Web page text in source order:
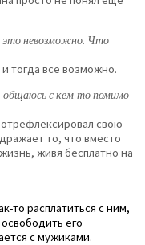
это невозможно. Что
тогда все возможно.
общаюсь с кем-то помимо
свою
то, что вместо
живя бесплатно на
то расплатиться с ним,
его
с мужиками.